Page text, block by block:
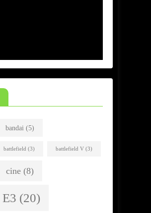
bandai (5)
battlefield (3) battlefield V(3)
cine(8)
E3 (20)